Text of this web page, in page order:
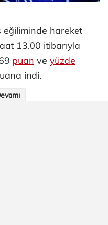
eğiliminde hareket
13.00 itibarıyla
puan ve yüzde
indi.